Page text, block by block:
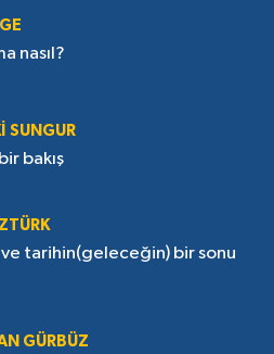
nasıl?
SUNGUR
bakış
tarihin(geleceğin) bir sonu
GÜRBÜZ